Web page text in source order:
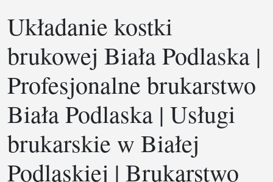
Układanie kostki
brukowej Biała Podlaska |
Profesjonalne brukarstwo
Biała Podlaska | Usługi
brukarskie w Białej
Podlaskiej | Brukarstwo